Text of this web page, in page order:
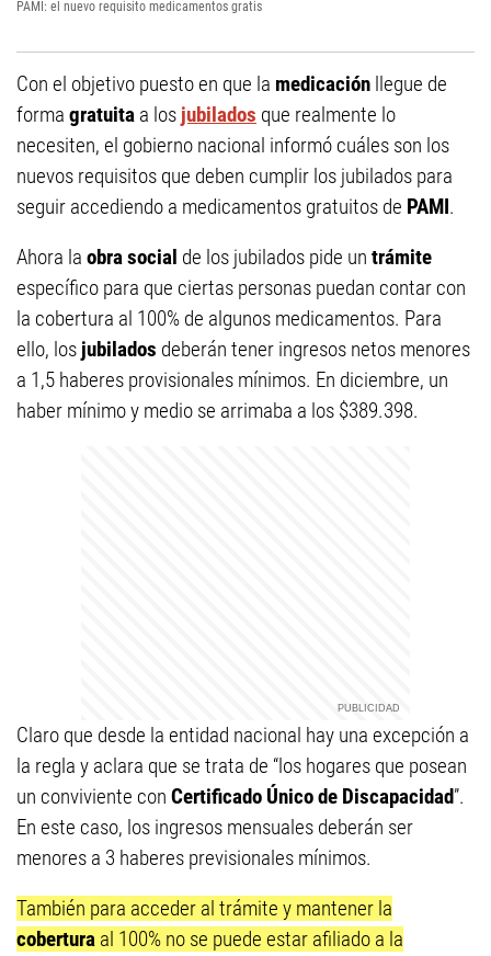
PAMI: el nuevo requisito medicamentos gratis
Con el objetivo puesto en que la medicación llegue de
forma gratuita a los jubilados que realmente lo
necesiten, el gobierno nacional informó cuáles son los
nuevos requisitos que deben cumplir los jubilados para
seguir accediendo a medicamentos gratuitos de PAMI.
Ahora la obra social de los jubilados pide un trámite
específico para que ciertas personas puedan contar con
la cobertura al 100% de algunos medicamentos. Para
ello, los jubilados deberán tener ingresos netos menores
a 1,5 haberes provisionales mínimos. En diciembre, un
haber mínimo y medio se arrimaba a los $389.398.
Claro que desde la entidad nacional hay una excepción a
la regla y aclara que se trata de “los hogares que posean
un conviviente con Certificado Único de Discapacidad”.
En este caso, los ingresos mensuales deberán ser
menores a 3 haberes previsionales mínimos.
También para acceder al trámite y mantener la
cobertura al 100% no se puede estar afiliado a la